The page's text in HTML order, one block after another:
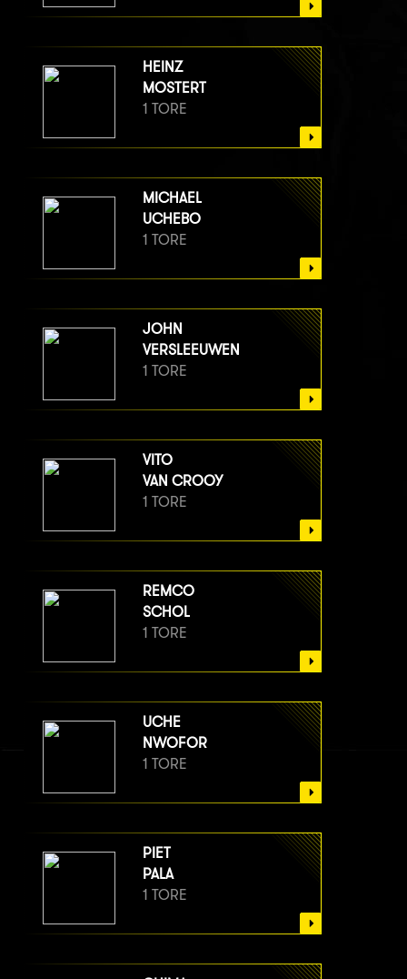
HEINZ
MOSTERT
1 TORE
MICHAEL
UCHEBO
1 TORE
JOHN
VERSLEEUWEN
1 TORE
VITO
VAN CROOY
1 TORE
REMCO
SCHOL
1 TORE
UCHE
NWOFOR
1 TORE
PIET
PALA
1 TORE